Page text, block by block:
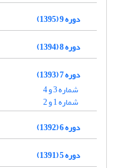
دوره 9 (1395)
دوره 8 (1394)
دوره 7 (1393)
شماره 3 و 4
شماره 1 و 2
دوره 6 (1392)
دوره 5 (1391)